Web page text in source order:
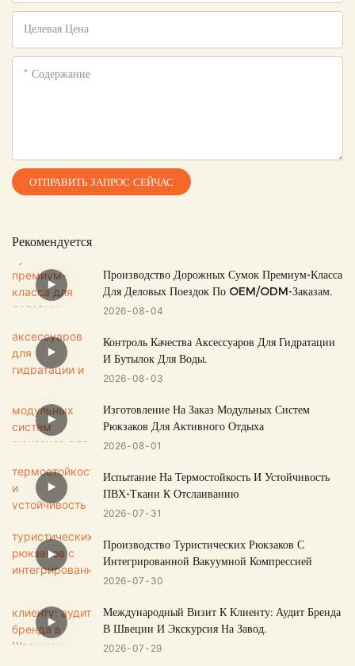
Целевая Цена
Содержание
ОТПРАВИТЬ ЗАПРОС СЕЙЧАС
Рекомендуется
Производство Дорожных Сумок Премиум-Класса
Для Деловых Поездок По OEM/ODM-Заказам.
2026 08 04
Контроль Качества Аксессуаров Для Гидратации
И Бутылок Для Воды.
2026 08 03
Изготовление На Заказ Модульных Систем
Рюкзаков Для Активного Отдыха
2026 08 01
Испытание На Термостойкость И Устойчивость
ПВХ-Ткани К Отслаиванию
2026 07 31
Производство Туристических Рюкзаков С
Интегрированной Вакуумной Компрессией
2026 07 30
Международный Визит К Клиенту: Аудит Бренда
В Швеции И Экскурсия На Завод.
2026 07 29